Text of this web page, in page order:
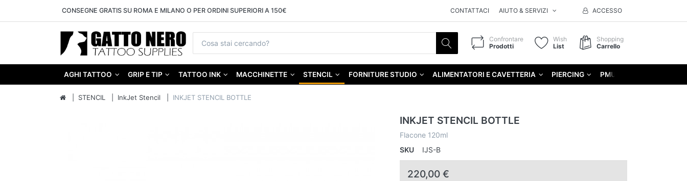
CONSEGNE GRATIS SU ROMA E MILANO O PER ORDINI SUPERIORI A 150€ CONTATTACI AIUTO & SERVIZI ACCESSO
Confrontare
Prodotti
Wish
List
Shopping
Carrello
AGHI TATTOO GRIP E TIP TATTOO INK MACCHINETTE STENCIL FORNITURE STUDIO ALIMENTATORI E CAVETTERIA PIERCING PMU
STENCIL InkJet Stencil INKJET STENCIL BOTTLE
INKJET STENCIL BOTTLE
Flacone 120ml
SKU
IJS-B
220,00 €